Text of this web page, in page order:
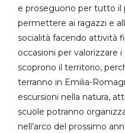
e proseguono per tutto il
permettere ai ragazzi e
socialità facendo attività
occasioni per valorizzare
scoprono il territorio,
terranno in Emilia-
escursioni nella natura,
scuole potranno
nell’arco del prossimo